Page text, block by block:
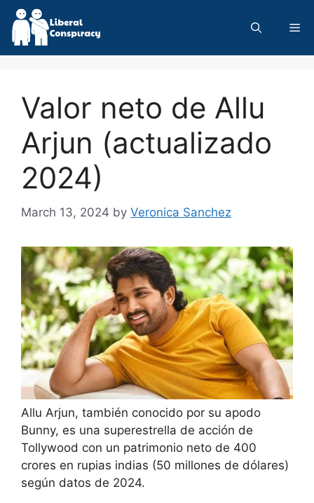
Skip
content
Valor neto de Allu
Arjun (actualizado
2024)
March 13, 2024 by Veronica Sanchez
Allu Arjun, también conocido por su apodo
Bunny, es una superestrella de acción de
Tollywood con un patrimonio neto de 400
crores en rupias indias (50 millones de dólares)
según datos de 2024.